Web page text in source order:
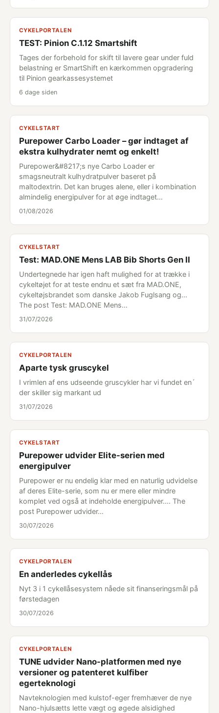
CYKELPORTALEN
TEST: Pinion C.1.12 Smartshift
Tages der forbehold for skift til lavere gear under fuld
belastning er SmartShift en kærkommen opgradering
til Pinion gearkassesystemet
6 dage siden
CYKELSTART
Purepower Carbo Loader – gør indtaget af
ekstra kulhydrater nemt og enkelt!
Purepower&#8217;s nye Carbo Loader er
smagsneutralt kulhydratpulver baseret på
maltodextrin. Det kan bruges alene, eller i kombination
almindelig energipulver for at øge indtaget…
01/08/2026
CYKELSTART
Test: MAD.ONE Mens LAB Bib Shorts Gen II
Undertegnede har igen haft mulighed for at trække i
cykeltøjet for at teste endnu et sæt fra MAD.ONE,
cykeltøjsbrandet som danske Jakob Fuglsang og...
The post Test: MAD.ONE Mens…
31/07/2026
CYKELPORTALEN
Aparte tysk gruscykel
I vrimlen af ens udseende gruscykler har vi fundet en´
der skiller sig markant ud
31/07/2026
CYKELSTART
Purepower udvider Elite-serien med
energipulver
Purepower er nu endelig klar med en naturlig udvidelse
af deres Elite-serie, som nu er mere eller mindre
komplet ved også at indeholde energipulver.... The
post Purepower udvider…
30/07/2026
CYKELPORTALEN
En anderledes cykellås
Nyt 3 i 1 cykellåsesystem nåede sit finanseringsmål på
førstedagen
30/07/2026
CYKELPORTALEN
TUNE udvider Nano-platformen med nye
versioner og patenteret kulfiber
egerteknologi
Navteknologien med kulstof-eger fremhæver de nye
Nano-hjulsætts lette vægt og øgede alsidighed